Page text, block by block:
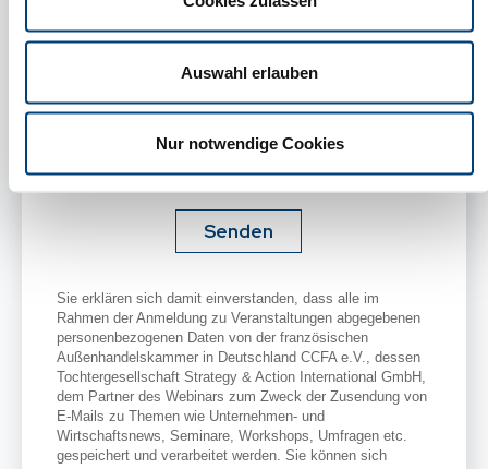
Auswahl erlauben
Nur notwendige Cookies